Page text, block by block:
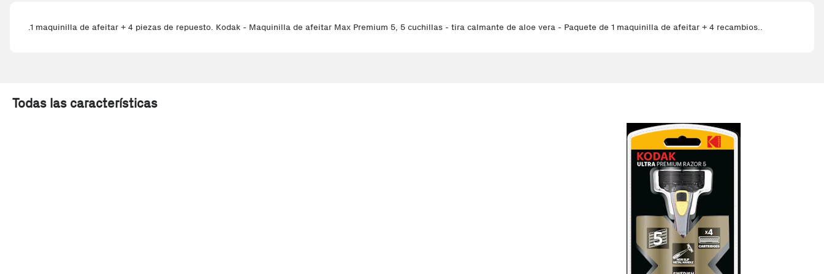
.1 maquinilla de afeitar + 4 piezas de repuesto. Kodak - Maquinilla de afeitar Max Premium 5, 5 cuchillas - tira calmante de aloe vera - Paquete de 1 maquinilla de afeitar + 4 recambios..
Todas las características